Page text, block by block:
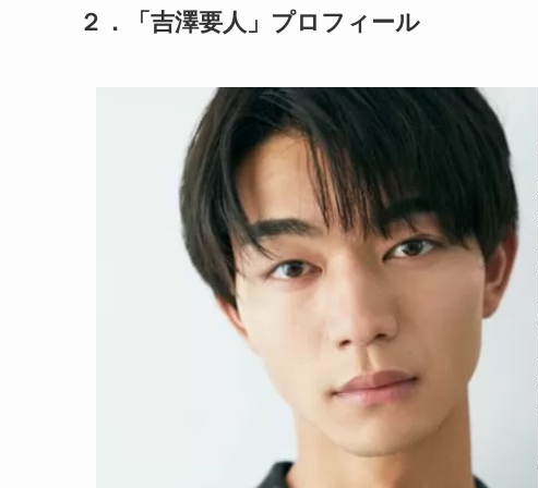
２．「吉澤要人」プロフィール